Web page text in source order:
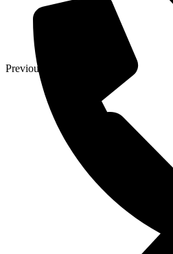
Previous